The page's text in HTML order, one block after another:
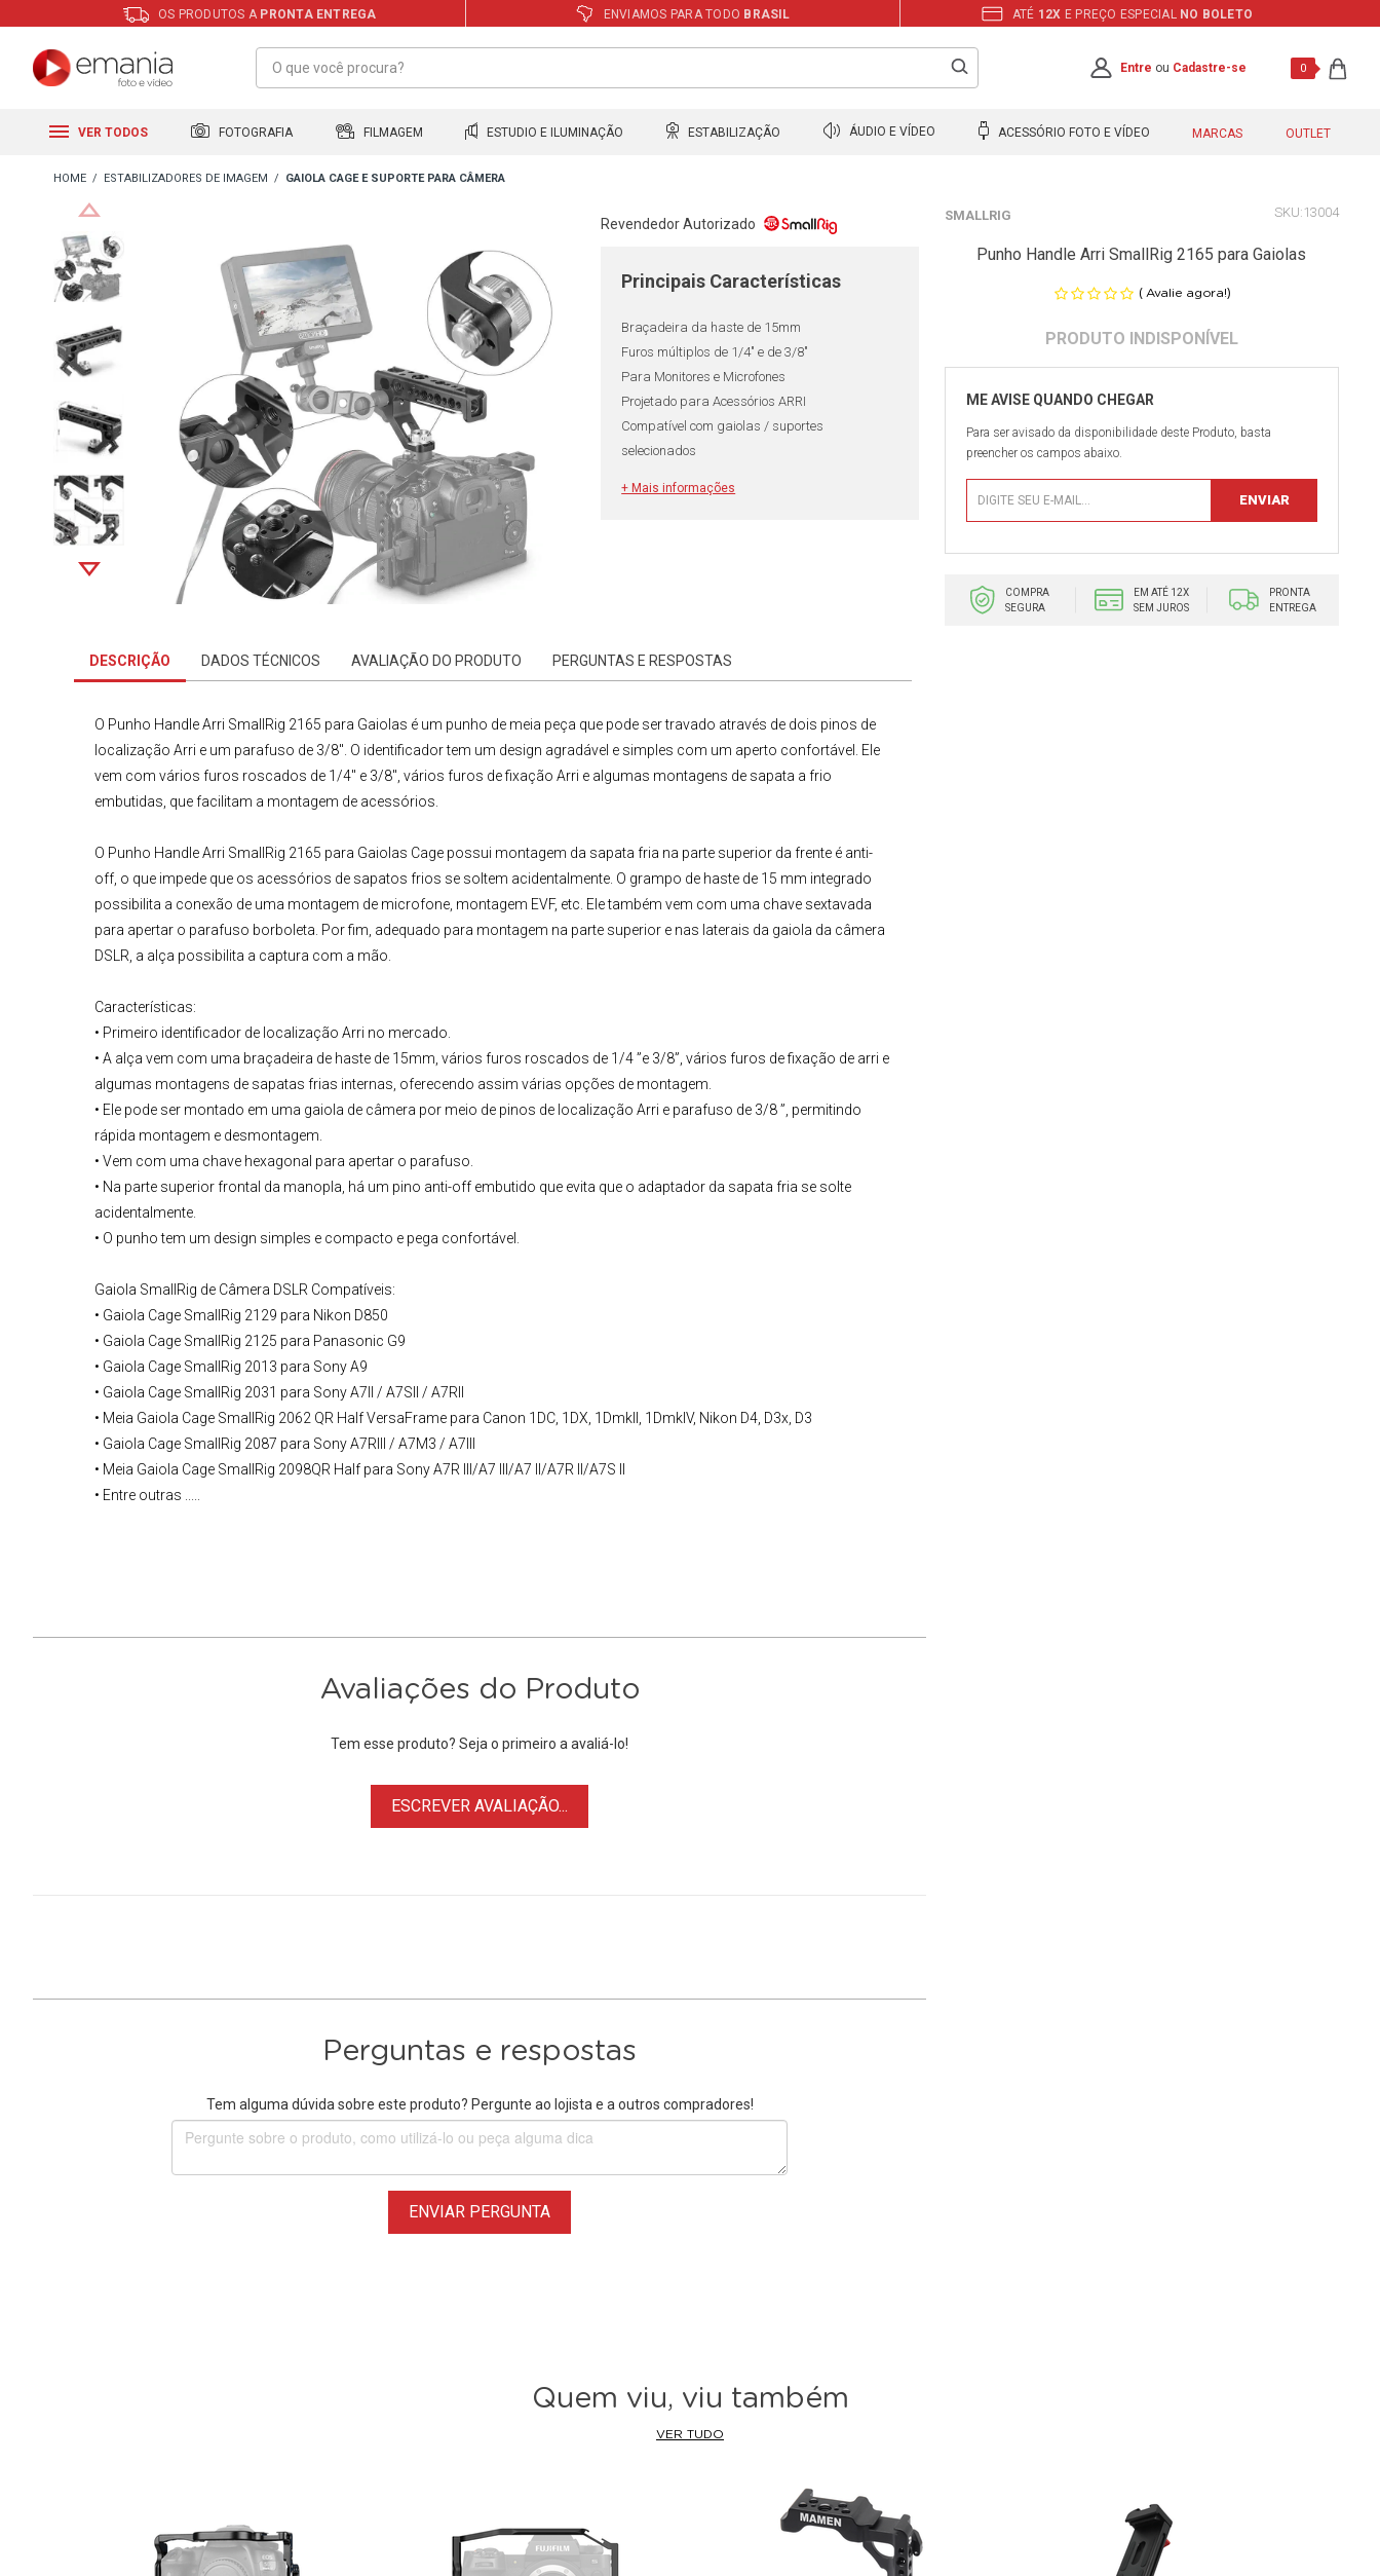
OS PRODUTOS A PRONTA ENTREGA ENVIAMOS PARA TODO BRASIL ATÉ 12X E PREÇO ESPECIAL NO BOLETO
Entre ou Cadastre-se 0
VER TODOS FOTOGRAFIA FILMAGEM ESTUDIO E ILUMINAÇÃO ESTABILIZAÇÃO ÁUDIO E VÍDEO ACESSÓRIO FOTO E VÍDEO MARCAS OUTLET
ESTABILIZADORES DE IMAGEM GAIOLA CAGE E SUPORTE PARA CÂMERA
Revendedor Autorizado
Principais Características
Braçadeira da haste de 15mm
Furos múltiplos de 1/4" e de 3/8"
Para Monitores e Microfones
Projetado para Acessórios ARRI
Compatível com gaiolas / suportes
selecionados
+ Mais informações
SMALLRIG 13004
Punho Handle Arri SmallRig 2165 para Gaiolas
( Avalie agora!)
Para ser avisado da disponibilidade deste Produto, basta
preencher os campos abaixo.
COMPRA
SEGURA
EM ATÉ 12X
SEM JUROS
PRONTA
ENTREGA
DESCRIÇÃO DADOS TÉCNICOS AVALIAÇÃO DO PRODUTO PERGUNTAS E RESPOSTAS
O Punho Handle Arri SmallRig 2165 para Gaiolas é um punho de meia peça que pode ser travado através de dois pinos de
localização Arri e um parafuso de 3/8". O identificador tem um design agradável e simples com um aperto confortável. Ele
vem com vários furos roscados de 1/4" e 3/8", vários furos de fixação Arri e algumas montagens de sapata a frio
embutidas, que facilitam a montagem de acessórios.
O Punho Handle Arri SmallRig 2165 para Gaiolas Cage possui montagem da sapata fria na parte superior da frente é anti-
off, o que impede que os acessórios de sapatos frios se soltem acidentalmente. O grampo de haste de 15 mm integrado
possibilita a conexão de uma montagem de microfone, montagem EVF, etc. Ele também vem com uma chave sextavada
para apertar o parafuso borboleta. Por fim, adequado para montagem na parte superior e nas laterais da gaiola da câmera
DSLR, a alça possibilita a captura com a mão.
Características:
• Primeiro identificador de localização Arri no mercado.
• A alça vem com uma braçadeira de haste de 15mm, vários furos roscados de 1/4 ”e 3/8”, vários furos de fixação de arri e
algumas montagens de sapatas frias internas, oferecendo assim várias opções de montagem.
• Ele pode ser montado em uma gaiola de câmera por meio de pinos de localização Arri e parafuso de 3/8 ”, permitindo
rápida montagem e desmontagem.
• Vem com uma chave hexagonal para apertar o parafuso.
• Na parte superior frontal da manopla, há um pino anti-off embutido que evita que o adaptador da sapata fria se solte
acidentalmente.
• O punho tem um design simples e compacto e pega confortável.
Gaiola SmallRig de Câmera DSLR Compatíveis:
• Gaiola Cage SmallRig 2129 para Nikon D850
• Gaiola Cage SmallRig 2125 para Panasonic G9
• Gaiola Cage SmallRig 2013 para Sony A9
• Gaiola Cage SmallRig 2031 para Sony A7II / A7SII / A7RII
• Meia Gaiola Cage SmallRig 2062 QR Half VersaFrame para Canon 1DC, 1DX, 1DmkII, 1DmkIV, Nikon D4, D3x, D3
• Gaiola Cage SmallRig 2087 para Sony A7RIII / A7M3 / A7III
• Meia Gaiola Cage SmallRig 2098QR Half para SonyA7R III/A7 III /A7 II/A7R II/A7S II
• Entre outras .....
Avaliações do Produto
Tem esse produto? Seja o primeiro a avaliá-lo!
ESCREVER AVALIAÇÃO...
Perguntas e respostas
Tem alguma dúvida sobre este produto? Pergunte ao lojista e a outros compradores!
ENVIAR PERGUNTA
Quem viu, viu também
VER TUDO